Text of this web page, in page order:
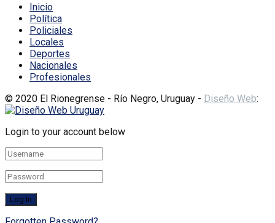
Inicio
Política
Policiales
Locales
Deportes
Nacionales
Profesionales
© 2020 El Rionegrense - Río Negro, Uruguay - Diseño Web:
Login to your account below